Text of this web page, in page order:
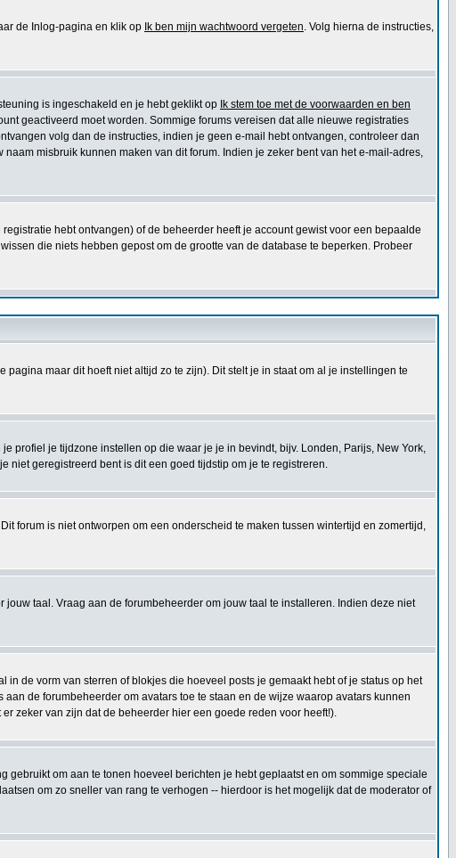
de Inlog-pagina en klik op Ik ben mijn wachtwoord vergeten. Volg hierna de instructies,
is ingeschakeld en je hebt geklikt op Ik stem toe met de voorwaarden en ben
geactiveerd moet worden. Sommige forums vereisen dat alle nieuwe registraties
volg dan de instructies, indien je geen e-mail hebt ontvangen, controleer dan
misbruik kunnen maken van dit forum. Indien je zeker bent van het e-mail-adres,
hebt ontvangen) of de beheerder heeft je account gewist voor een bepaalde
die niets hebben gepost om de grootte van de database te beperken. Probeer
pagina maar dit hoeft niet altijd zo te zijn). Dit stelt je in staat om al je instellingen te
profiel je tijdzone instellen op die waar je je in bevindt, bijv. Londen, Parijs, New York,
niet geregistreerd bent is dit een goed tijdstip om je te registreren.
forum is niet ontworpen om een onderscheid te maken tussen wintertijd en zomertijd,
taal. Vraag aan de forumbeheerder om jouw taal te installeren. Indien deze niet
de vorm van sterren of blokjes die hoeveel posts je gemaakt hebt of je status op het
de forumbeheerder om avatars toe te staan en de wijze waarop avatars kunnen
zeker van zijn dat de beheerder hier een goede reden voor heeft!).
om aan te tonen hoeveel berichten je hebt geplaatst en om sommige speciale
om zo sneller van rang te verhogen -- hierdoor is het mogelijk dat de moderator of